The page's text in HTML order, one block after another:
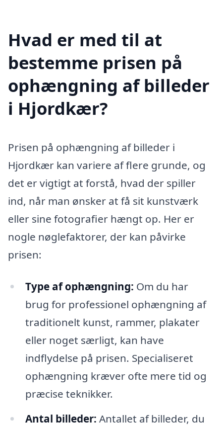
Hvad er med til at
bestemme prisen på
ophængning af billeder
i Hjordkær?
Prisen på ophængning af billeder i
Hjordkær kan variere af flere grunde, og
det er vigtigt at forstå, hvad der spiller
ind, når man ønsker at få sit kunstværk
eller sine fotografier hængt op. Her er
nogle nøglefaktorer, der kan påvirke
prisen:
Type af ophængning: Om du har
brug for professionel ophængning af
traditionelt kunst, rammer, plakater
eller noget særligt, kan have
indflydelse på prisen. Specialiseret
ophængning kræver ofte mere tid og
præcise teknikker.
Antal billeder: Antallet af billeder, du